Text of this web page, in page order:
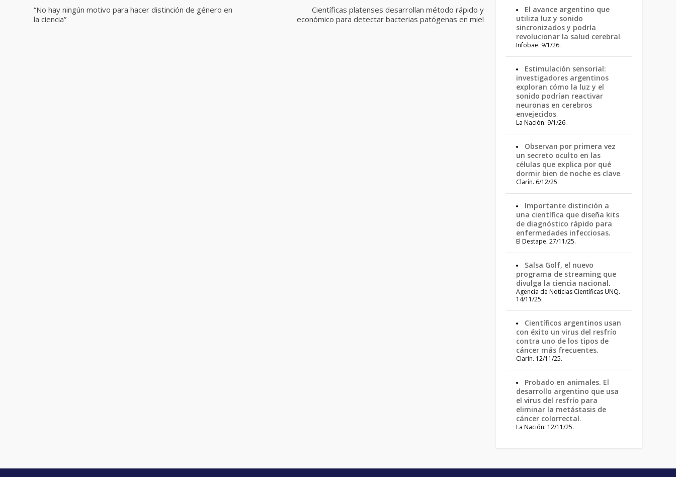
“No hay ningún motivo para hacer distinción de género en
la ciencia”
Científicas platenses desarrollan método rápido y
económico para detectar bacterias patógenas en miel
El avance argentino que
utiliza luz y sonido
sincronizados y podría
revolucionar la salud cerebral.
Infobae. 9/1/26.
Estimulación sensorial:
investigadores argentinos
exploran cómo la luz y el
sonido podrían reactivar
neuronas en cerebros
envejecidos.
La Nación. 9/1/26.
Observan por primera vez
un secreto oculto en las
células que explica por qué
dormir bien de noche es clave.
Clarín. 6/12/25.
Importante distinción a
una científica que diseña kits
de diagnóstico rápido para
enfermedades infecciosas.
El Destape. 27/11/25.
Salsa Golf, el nuevo
programa de streaming que
divulga la ciencia nacional.
Agencia de Noticias Científicas UNQ.
14/11/25.
Científicos argentinos usan
con éxito un virus del resfrío
contra uno de los tipos de
cáncer más frecuentes.
Clarín. 12/11/25.
Probado en animales. El
desarrollo argentino que usa
el virus del resfrío para
eliminar la metástasis de
cáncer colorrectal.
La Nación. 12/11/25.